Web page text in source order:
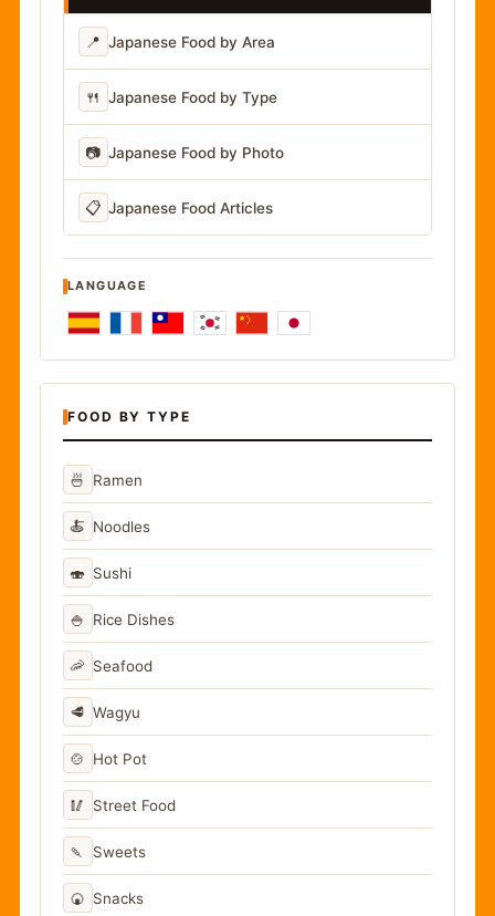
📍 Japanese Food by Area
🍴 Japanese Food by Type
📷 Japanese Food by Photo
📋 Japanese Food Articles
LANGUAGE
FOOD BY TYPE
🍜 Ramen
🍝 Noodles
🍣 Sushi
🍚 Rice Dishes
🦐 Seafood
🥩 Wagyu
🍲 Hot Pot
🥢 Street Food
🍡 Sweets
🍘 Snacks